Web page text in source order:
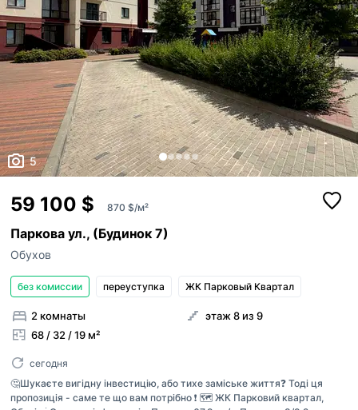
5
59 100 $ 870 $/м²
Паркова ул., (Будинок 7)
Обухов
без комиссии переуступка ЖК Парковый Квартал
2 комнаты
68 / 32 / 19 м²
этаж 8 из 9
сегодня
🤔Шукаєте вигідну інвестицію, або тихе заміське життя❓ Тоді ця
пропозиція - саме те що вам потрібно ❗️ 🗺️ ЖК Парковий квартал,